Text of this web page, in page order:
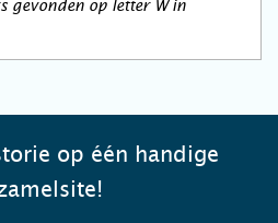
gevonden op letter W in
op één handige